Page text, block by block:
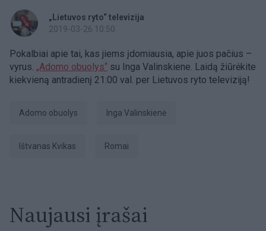
„Lietuvos ryto“ televizija
2019-03-26 10:50
Pokalbiai apie tai, kas jiems įdomiausia, apie juos pačius –
vyrus. „Adomo obuolys“ su Inga Valinskiene. Laidą žiūrėkite
kiekvieną antradienį 21:00 val. per Lietuvos ryto televiziją!
Adomo obuolys Inga Valinskienė
Ištvanas Kvikas romai
Naujausi įrašai